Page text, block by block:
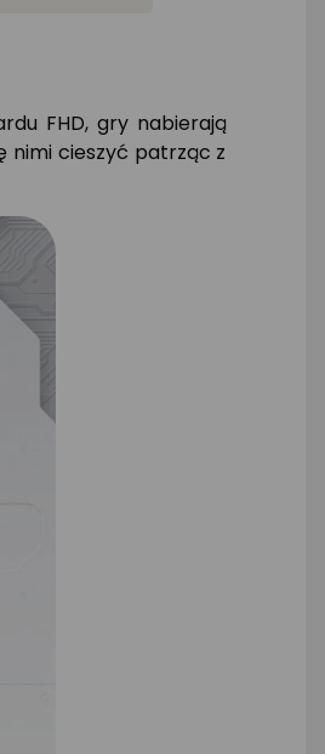
FHD, gry nabierają
nimi cieszyć patrząc z